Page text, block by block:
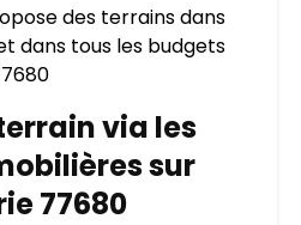
des terrains dans
dans tous les budgets
via les
sur
77680